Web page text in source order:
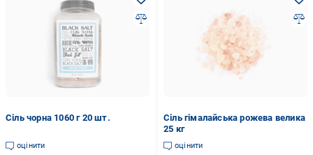
Сіль чорна 1060 г 20 шт.
оцінити
Сіль гімалайська рожева велика
25 кг
оцінити